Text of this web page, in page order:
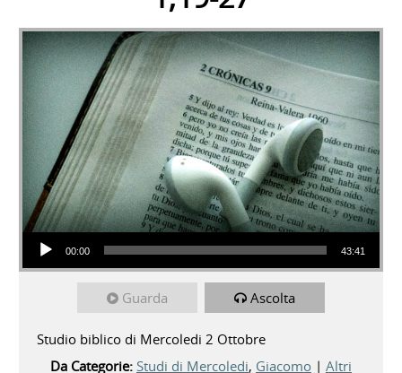
Audio Player
00:00 43:41
Guarda Ascolta
Studio biblico di Mercoledi 2 Ottobre
Da Categorie: Studi di Mercoledi, Giacomo | Altri